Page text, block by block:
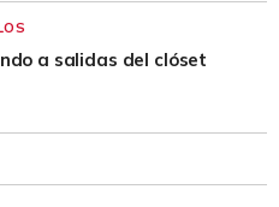
a salidas del clóset